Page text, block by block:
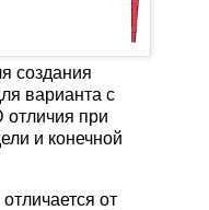
создания
варианта с
при
и конечной
от